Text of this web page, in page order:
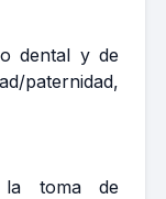
dental y de
paternidad,
la toma de